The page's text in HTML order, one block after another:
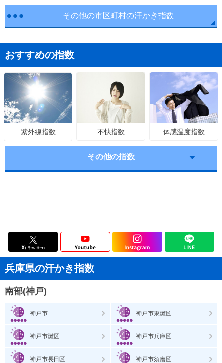
その他の市区町村の汗かき指数
おすすめの指数
紫外線指数 不快指数 体感温度指数
その他の指数
兵庫県の汗かき指数
南部(神戸)
神戸市 神戸市東灘区
神戸市灘区 神戸市兵庫区
神戸市長田区 神戸市須磨区